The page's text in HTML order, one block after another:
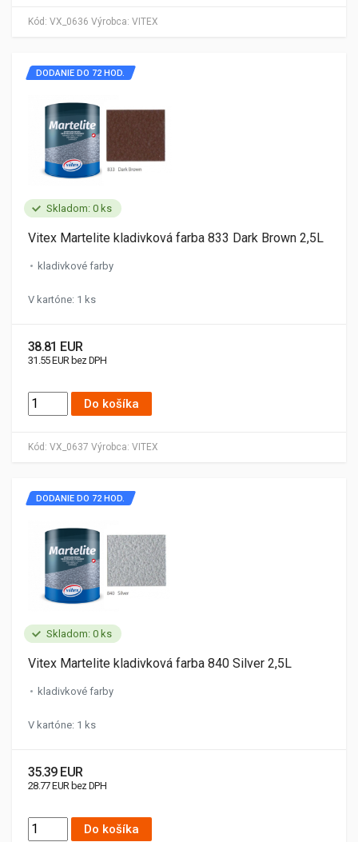
Kód: VX_0636 Výrobca: VITEX
Skladom: 0 ks
Kód: VX_0637 Výrobca: VITEX
DODANIE DO 72 HOD.
Vitex Martelite kladivková farba 833 Dark Brown 2,5L
kladivkové farby
V kartóne: 1 ks
38.81 EUR
31.55 EUR bez DPH
Do košíka
Skladom: 0 ks
DODANIE DO 72 HOD.
Vitex Martelite kladivková farba 840 Silver 2,5L
kladivkové farby
V kartóne: 1 ks
35.39 EUR
28.77 EUR bez DPH
Do košíka